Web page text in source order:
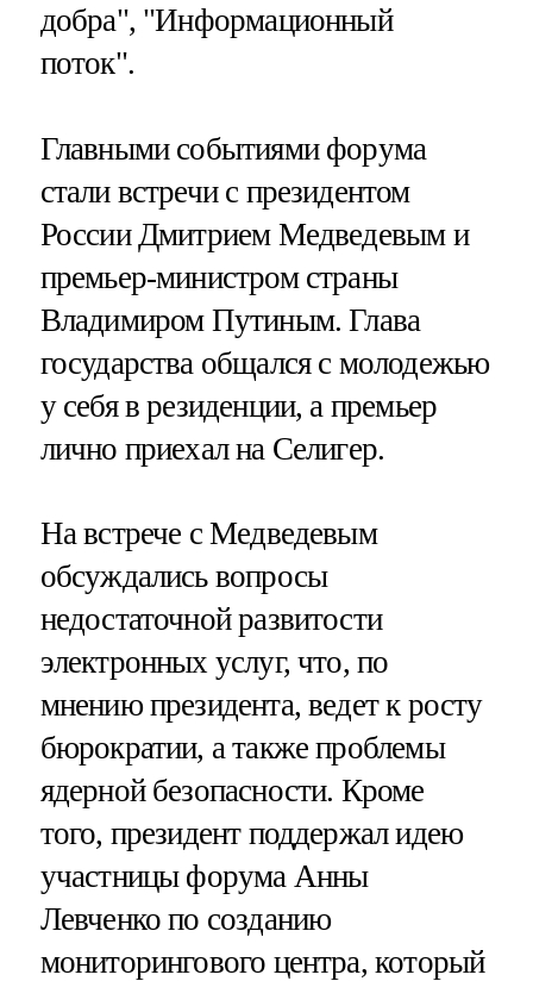
добра", "Информационный
поток".
Главными событиями форума
стали встречи с президентом
России Дмитрием Медведевым и
премьер-министром страны
Владимиром Путиным. Глава
государства общался с молодежью
у себя в резиденции, а премьер
лично приехал на Селигер.
На встрече с Медведевым
обсуждались вопросы
недостаточной развитости
электронных услуг, что, по
мнению президента, ведет к росту
бюрократии, а также проблемы
ядерной безопасности. Кроме
того, президент поддержал идею
участницы форума Анны
Левченко по созданию
мониторингового центра, который